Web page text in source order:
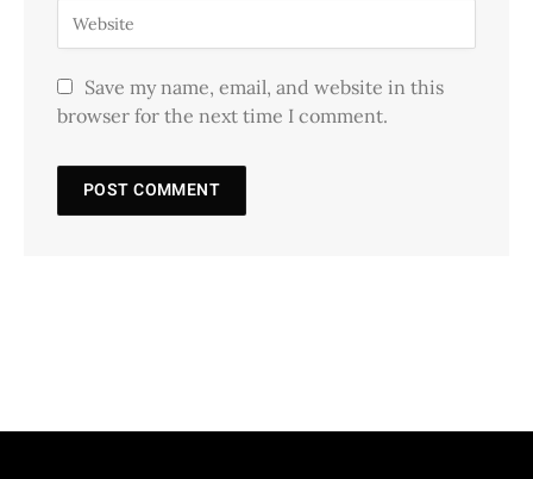
Save my name, email, and website in this
browser for the next time I comment.